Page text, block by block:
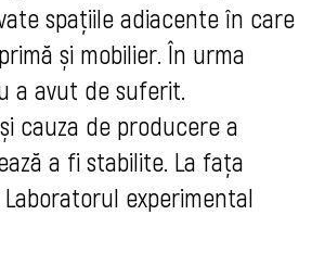
spațiile adiacente în care
și mobilier. În urma
a avut de suferit.
cauza de producere a
a fi stabilite. La fața
experimental